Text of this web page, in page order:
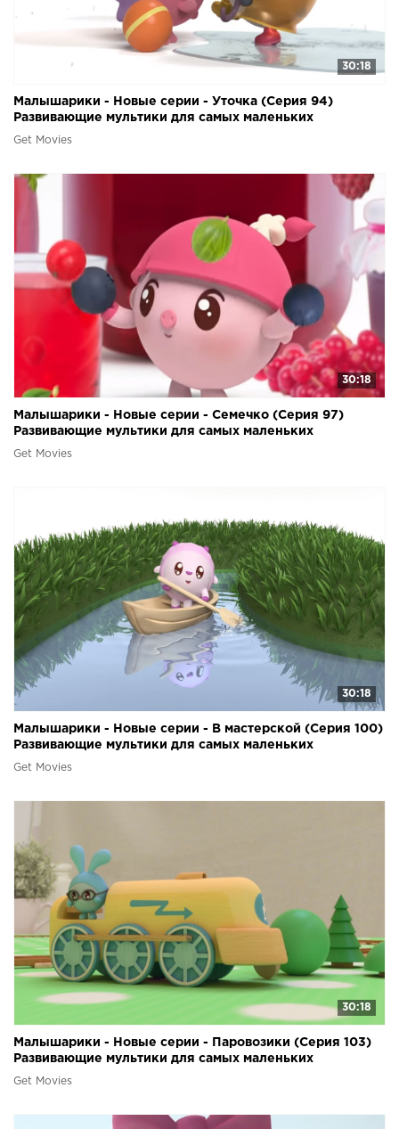
30:18
Малышарики - Новые серии - Уточка (Серия 94)
Развивающие мультики для самых маленьких
Get Movies
30:18
Малышарики - Новые серии - Семечко (Серия 97)
Развивающие мультики для самых маленьких
Get Movies
30:18
Малышарики - Новые серии - В мастерской (Серия 100)
Развивающие мультики для самых маленьких
Get Movies
30:18
Малышарики - Новые серии - Паровозики (Серия 103)
Развивающие мультики для самых маленьких
Get Movies